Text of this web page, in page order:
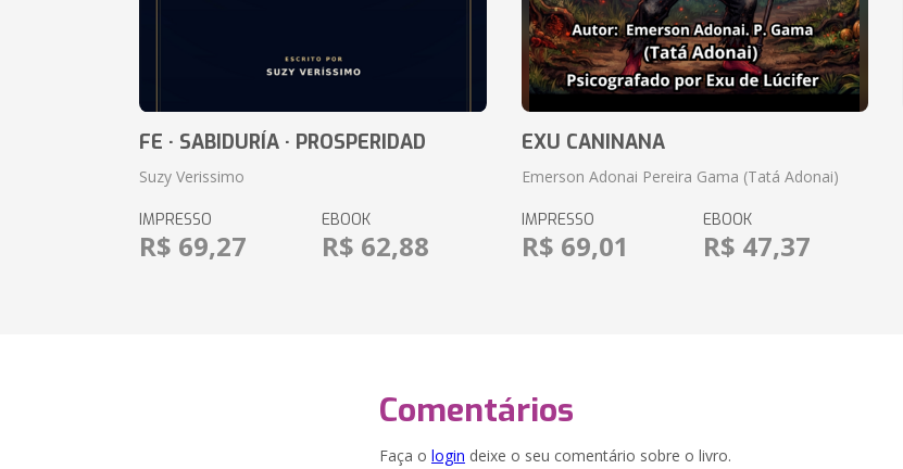
FE · SABIDURÍA · PROSPERIDAD
Suzy Verissimo
IMPRESSO
R$ 69,27
EBOOK
R$ 62,88
EXU CANINANA
Emerson Adonai Pereira Gama (Tatá Adonai)
IMPRESSO
R$ 69,01
EBOOK
R$ 47,37
Comentários
Faça o login deixe o seu comentário sobre o livro.